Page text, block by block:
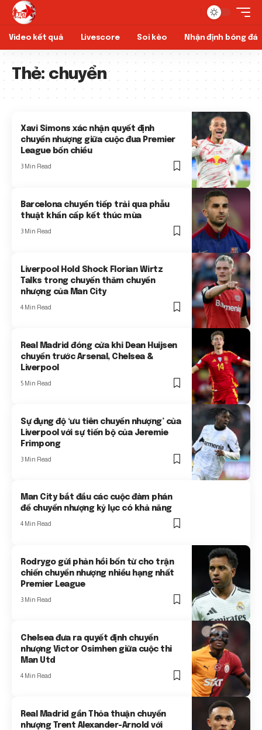
Video kết quả Livescore Soi kèo Nhận định bóng đá
Thẻ:chuyển
Xavi Simons xác nhận quyết định
chuyển nhượng giữa cuộc đua Premier
League bốn chiều
3 Min Read
Barcelona chuyển tiếp trải qua phẫu
thuật khẩn cấp kết thúc mùa
3 Min Read
Liverpool Hold Shock Florian Wirtz
Talks trong chuyến thăm chuyển
nhượng của Man City
4 Min Read
Real Madrid đóng cửa khi Dean Huijsen
chuyển trước Arsenal, Chelsea &
Liverpool
5 Min Read
Sự đụng độ ‘ưu tiên chuyển nhượng’ của
Liverpool với sự tiến bộ của Jeremie
Frimpong
3 Min Read
Man City bắt đầu các cuộc đàm phán
để chuyển nhượng kỷ lục có khả năng
4 Min Read
Rodrygo gửi phản hồi bốn từ cho trận
chiến chuyển nhượng nhiều hạng nhất
Premier League
3 Min Read
Chelsea đưa ra quyết định chuyển
nhượng Victor Osimhen giữa cuộc thi
Man Utd
4 Min Read
Real Madrid gần Thỏa thuận chuyển
nhượng Trent Alexander-Arnold với